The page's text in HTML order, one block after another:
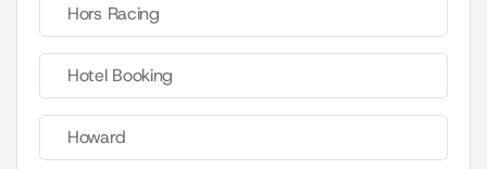
Hors Racing
Hotel Booking
Howard